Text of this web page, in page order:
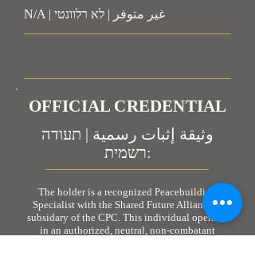
N/A | غير متوفر | לא רלוונטי
OFFICIAL CREDENTIAL
وثيقة إثبات رسمية | תעודה
רשמית:
The holder is a recognized Peacebuilding
Specialist with the Shared Future Alliance, a
subsidary of the CPC. This individual operates
in an authorized, neutral, non-combatant